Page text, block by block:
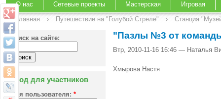
О нас Сетевые проекты Мастерская
Игровая
Главная
› Путешествие на "Голубой Стреле" › Станция
Поиск на сайте:
Вход для участников
Имя пользователя: *
"Пазлы №3 от
Втр, 2010-11-16 16:46 — Наталья
Хмырова Настя